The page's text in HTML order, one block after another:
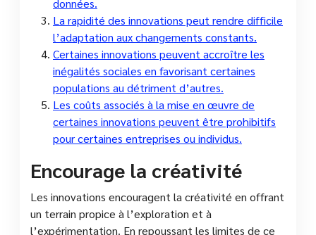
données.
La rapidité des innovations peut rendre difficile
l’adaptation aux changements constants.
Certaines innovations peuvent accroître les
inégalités sociales en favorisant certaines
populations au détriment d’autres.
Les coûts associés à la mise en œuvre de
certaines innovations peuvent être prohibitifs
pour certaines entreprises ou individus.
Encourage la créativité
Les innovations encouragent la créativité en offrant
un terrain propice à l’exploration et à
l’expérimentation. En repoussant les limites de ce